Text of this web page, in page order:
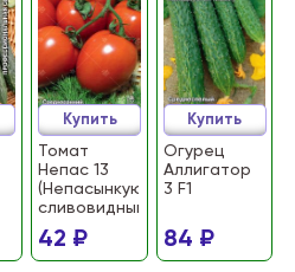
Томат
Непас 13
(Непасынкующийся
сливовидный)
42 ₽
Купить
Огурец
Аллигатор
3 F1
84 ₽
Купить